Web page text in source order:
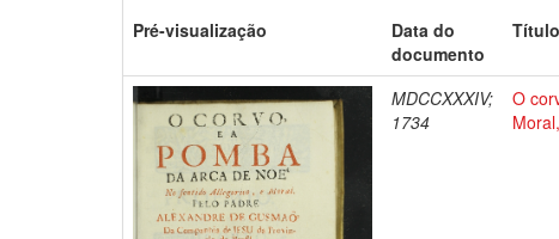
Pré-visualização
Data do
documento
Título
MDCCXXXIV;
1734
O